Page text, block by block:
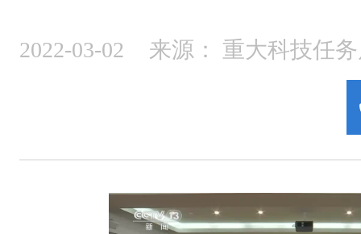
2022-03-02 来源： 重大科技任